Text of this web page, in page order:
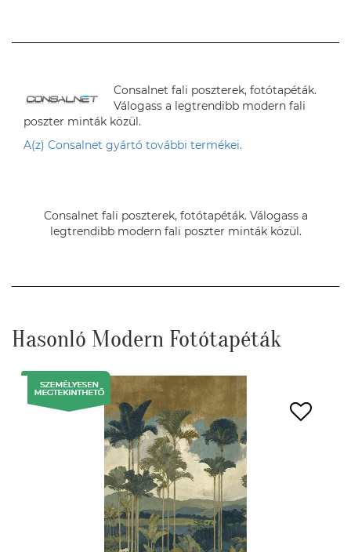
Consalnet fali poszterek, fotótapéták.
Válogass a legtrendibb modern fali
poszter minták közül.
A(z) Consalnet gyártó további termékei.
Consalnet fali poszterek, fotótapéták. Válogass a
legtrendibb modern fali poszter minták közül.
Hasonló Modern Fotótapéták